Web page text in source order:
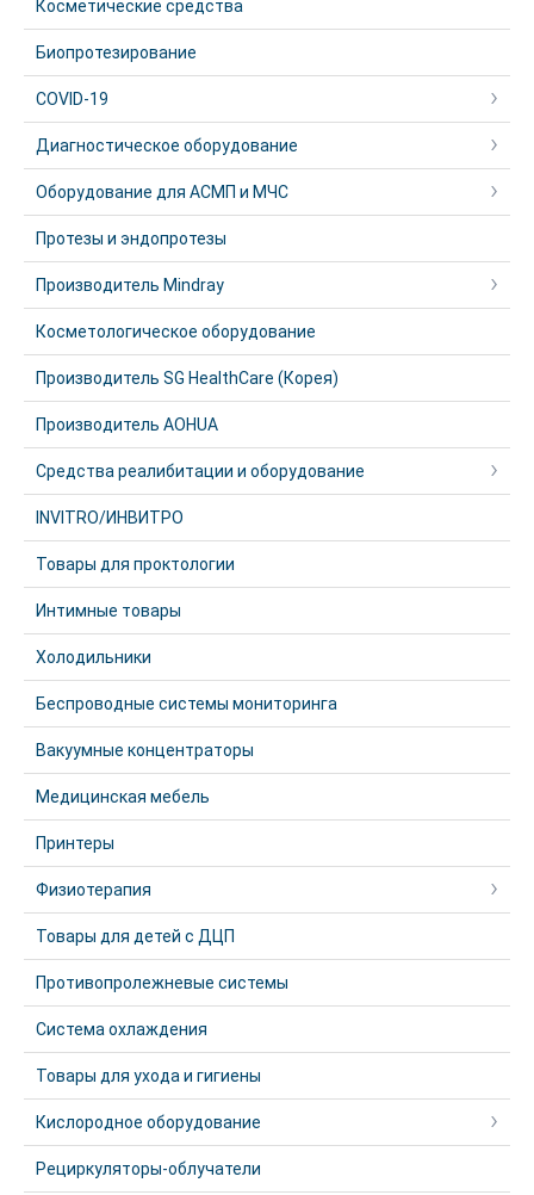
Косметические средства
Биопротезирование
COVID-19
Диагностическое оборудование
Оборудование для АСМП и МЧС
Протезы и эндопротезы
Производитель Mindray
Косметологическое оборудование
Производитель SG HealthCare (Корея)
Производитель AOHUA
Средства реалибитации и оборудование
INVITRO/ИНВИТРО
Товары для проктологии
Интимные товары
Холодильники
Беспроводные системы мониторинга
Вакуумные концентраторы
Медицинская мебель
Принтеры
Физиотерапия
Товары для детей с ДЦП
Противопролежневые системы
Система охлаждения
Товары для ухода и гигиены
Кислородное оборудование
Рециркуляторы-облучатели